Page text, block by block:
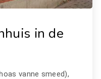
in de
vanne smeed),